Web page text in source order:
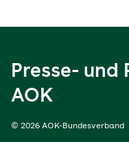
Presse-
AOK
© 2026 AOK-Bundesverband